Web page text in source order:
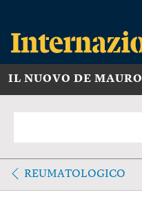
IL NUOVO DE MAURO
REUMATOLOGICO